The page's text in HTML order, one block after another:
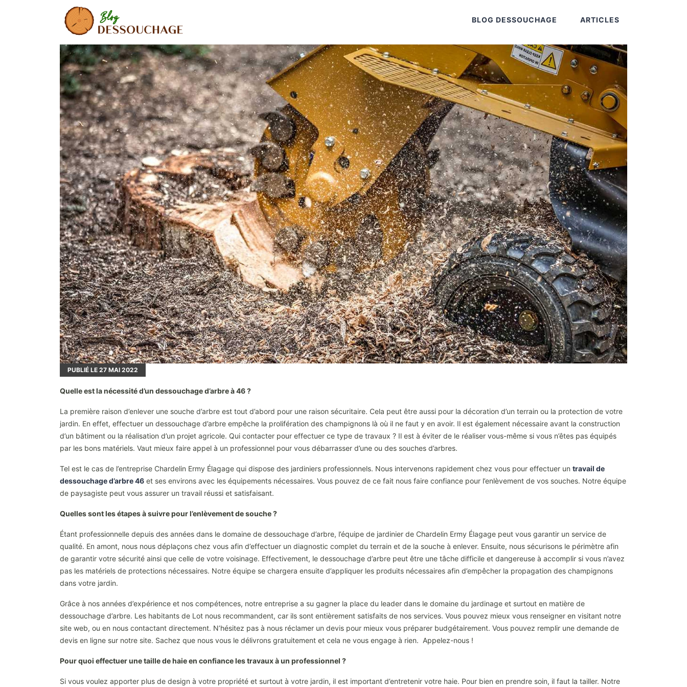
BLOG DESSOUCHAGE ARTICLES
PUBLIÉ LE 27 MAI 2022
Quelle est la nécessité d’un dessouchage d’arbre à 46 ?
La première raison d’enlever une souche d’arbre est tout d’abord pour une raison sécuritaire. Cela peut être aussi pour la décoration d’un terrain ou la protection de votre
jardin. En effet, effectuer un dessouchage d’arbre empêche la prolifération des champignons là où il ne faut y en avoir. Il est également nécessaire avant la construction
d’un bâtiment ou la réalisation d’un projet agricole. Qui contacter pour effectuer ce type de travaux ? Il est à éviter de le réaliser vous-même si vous n’êtes pas équipés
par les bons matériels. Vaut mieux faire appel à un professionnel pour vous débarrasser d’une ou des souches d’arbres.
Tel est le cas de l’entreprise Chardelin Ermy Élagage qui dispose des jardiniers professionnels. Nous intervenons rapidement chez vous pour effectuer un travail de
dessouchage d’arbre 46 et ses environs avec les équipements nécessaires. Vous pouvez de ce fait nous faire confiance pour l’enlèvement de vos souches. Notre équipe
de paysagiste peut vous assurer un travail réussi et satisfaisant.
Quelles sont les étapes à suivre pour l’enlèvement de souche ?
Étant professionnelle depuis des années dans le domaine de dessouchage d’arbre, l’équipe de jardinier de Chardelin Ermy Élagage peut vous garantir un service de
qualité. En amont, nous nous déplaçons chez vous afin d’effectuer un diagnostic complet du terrain et de la souche à enlever. Ensuite, nous sécurisons le périmètre afin
de garantir votre sécurité ainsi que celle de votre voisinage. Effectivement, le dessouchage d’arbre peut être une tâche difficile et dangereuse à accomplir si vous n’avez
pas les matériels de protections nécessaires. Notre équipe se chargera ensuite d’appliquer les produits nécessaires afin d’empêcher la propagation des champignons
dans votre jardin.
Grâce à nos années d’expérience et nos compétences, notre entreprise a su gagner la place du leader dans le domaine du jardinage et surtout en matière de
dessouchage d’arbre. Les habitants de Lot nous recommandent, car ils sont entièrement satisfaits de nos services. Vous pouvez mieux vous renseigner en visitant notre
site web, ou en nous contactant directement. N’hésitez pas à nous réclamer un devis pour mieux vous préparer budgétairement. Vous pouvez remplir une demande de
devis en ligne sur notre site. Sachez que nous vous le délivrons gratuitement et cela ne vous engage à rien. Appelez-nous !
Pour quoi effectuer une taille de haie en confiance les travaux à un professionnel ?
Si vous voulez apporter plus de design à votre propriété et surtout à votre jardin, il est important d’entretenir votre haie. Pour bien en prendre soin, il faut la tailler. Notre